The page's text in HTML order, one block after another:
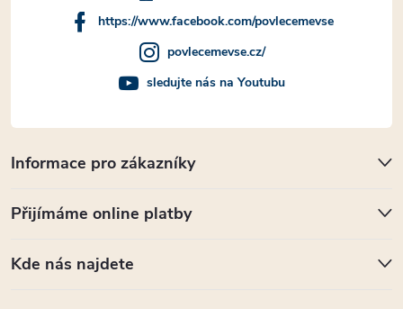
Informace pro zákazníky
Přijímáme online platby
Kde nás najdete
https://www.facebook.com/povlecemevse
povlecemevse.cz/
sledujte nás na Youtubu